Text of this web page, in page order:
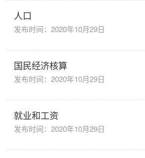
人口
发布时间：2020年10月29日
国民经济核算
发布时间：2020年10月29日
就业和工资
发布时间：2020年10月29日